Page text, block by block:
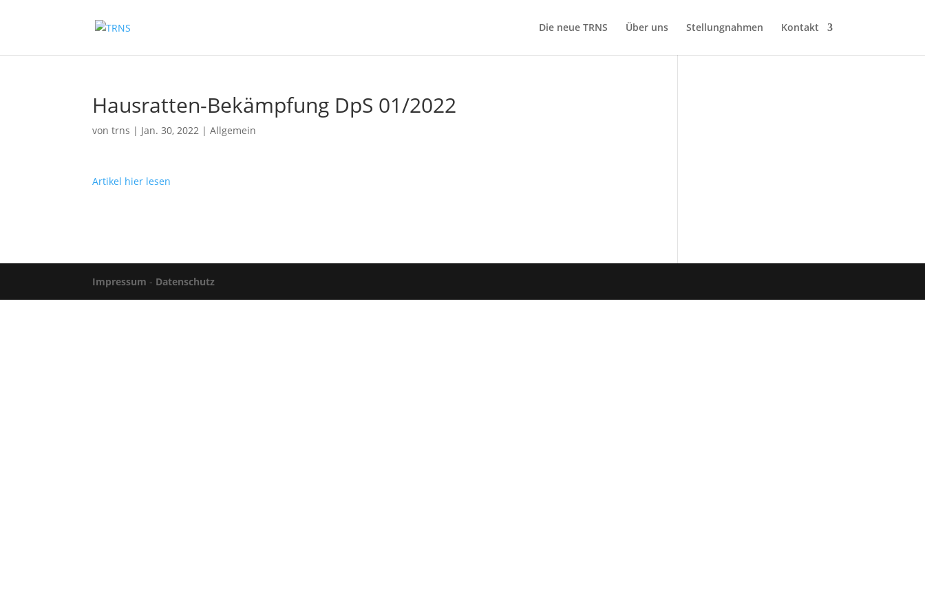
Die neue TRNS Über uns Stellungnahmen Kontakt
Hausratten-Bekämpfung DpS 01/2022
vontrns | Jan. 30, 2022 |Allgemein
Artikel hier lesen
Impressum - Datenschutz